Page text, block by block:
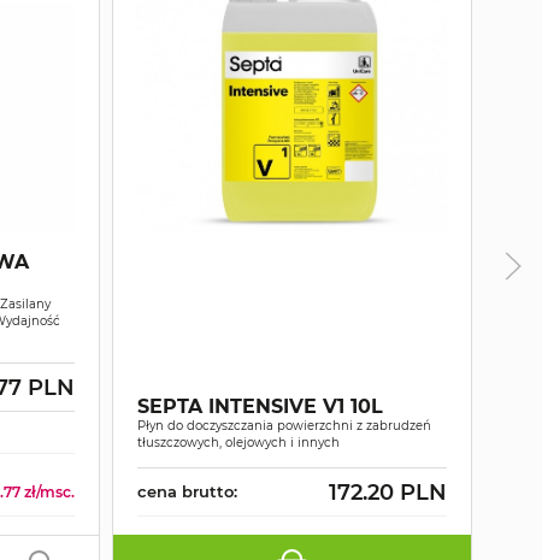
PLN
zł/msc.
SEPTA INTENSIVE V1 10L
Płyn do doczyszczania powierzchni z zabrudzeń
tłuszczowych, olejowych i innych
cena brutto: 172.20 PLN